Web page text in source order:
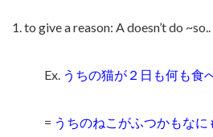
1. to give a reason: A doesn’t do ~so..
Ex. うちの猫が２日も何も食
= うちのねこがふつかもな